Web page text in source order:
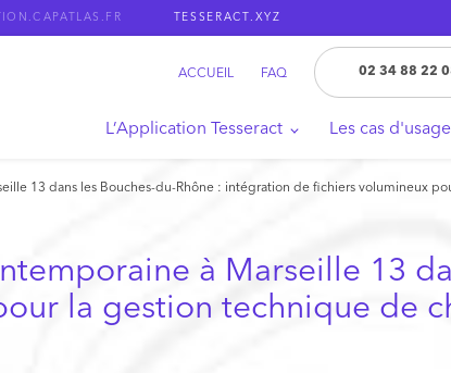
TESSERACT.XYZ
ACCUEIL FAQ 02 34 88 22
L’Application Tesseract Les cas d'usage
13 dans les Bouches-du-Rhône : intégration de fichiers volumineux
à Marseille 13
la gestion technique de